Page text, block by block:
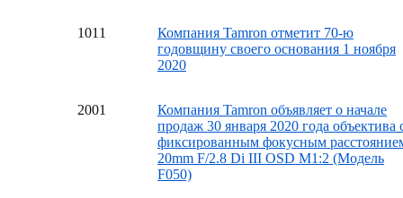
1011
Компания Tamron отметит 70-ю
годовщину своего основания 1 ноября
2020
2001
Компания Tamron объявляет о начале
продаж 30 января 2020 года объектива
фиксированным фокусным
20mm F/2.8 Di III OSD M1:2 (Модель
F050)